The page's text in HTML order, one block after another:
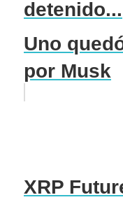
detenido...
Uno
por Musk
XRP